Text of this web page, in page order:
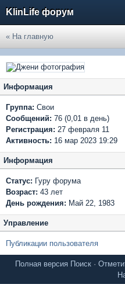
KlinLife форум
« На главную
Информация
Группа: Свои
Сообщений: 76 (0,01 в день)
Регистрация: 27 февраля 11
Активность: 16 мар 2023 19:29
Информация
Статус: Гуру форума
Возраст: 43 лет
День рождения: Май 22, 1983
Управление
Публикации пользователя
Полная версия Поиск ·